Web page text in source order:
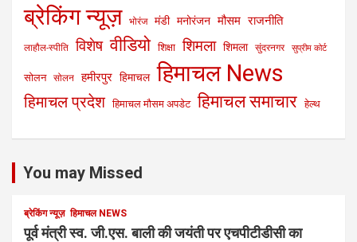
ब्रेकिंग न्यूज़ भोरंज मंडी मनोरंजन मौसम राजनीति
लाहौल-स्पीति विशेष वीडियो शिक्षा शिमला शिमला सुंदरनगर सुप्रीम कोर्ट
सोलन सोलन हमीरपुर हिमाचल हिमाचल News
हिमाचल प्रदेश हिमाचल मौसम अपडेट हिमाचल समाचार हेल्थ
You may Missed
ब्रेकिंग न्यूज़ हिमाचल NEWS
पूर्व मंत्री स्व. जी.एस. बाली की जयंती पर एचपीटीडीसी का